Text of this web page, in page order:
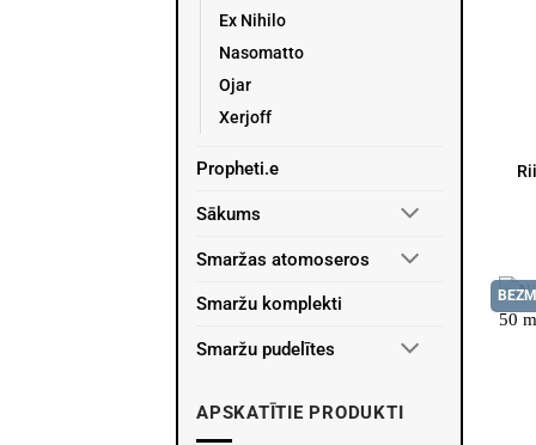
Ex Nihilo
Nasomatto
Ojar
Xerjoff
Propheti.e
Sākums
Smaržas atomoseros
Smaržu komplekti
Smaržu pudelītes
APSKATĪTIE PRODUKTI